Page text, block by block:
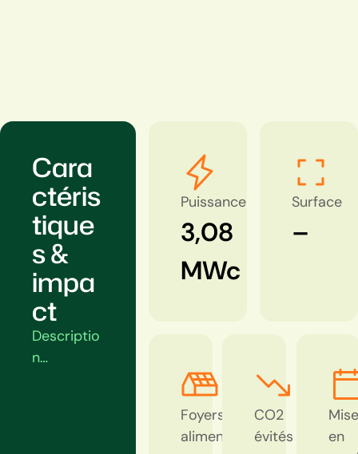
Cara
ctéris
tique
s &
impa
ct
Descriptio
n…
Puissance
3,08
MWc
Surface
–
Foyers
alimentés
CO2
évités
en